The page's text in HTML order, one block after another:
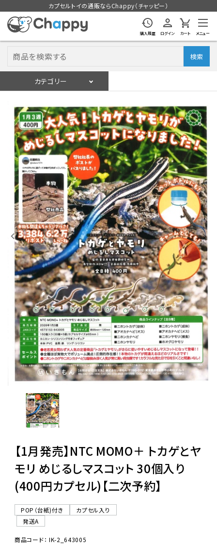
カプセルトイの通販ならChappy（チャッピー）
購入履歴 ログイン カート メニュー
検索
カテゴリー
ログイン 会員登録
入荷スケジュールをチェック
カプセルトイマシン本体
カプセルトイ
販促用空カプセル
レンタル
景品・玩具・文具
販促用カプセルトイ
よくあるご質問
ご利用ガイド
06-6282-7659
【1月発売】NTC MOMO＋ トカゲとヤ
モリ めじるしマスコット 30個入り
(400円カプセル)【二次予約】
POP（台紙)付き
カプセル入り
発送A
商品コード： IK-2_643005